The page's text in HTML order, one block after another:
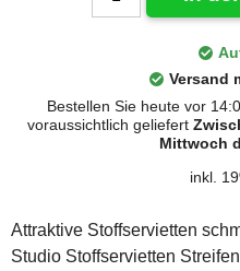
Versand
Bestellen Sie heute vor
voraussichtlich geliefert
Mittwoch
inkl.
Attraktive Stoffservietten
Studio Stoffservietten